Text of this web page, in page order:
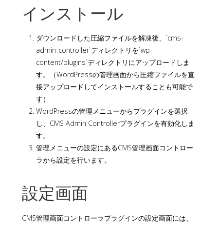
インストール
ダウンロードした圧縮ファイルを解凍後、`cms-
admin-controller`ディレクトリを`wp-
content/plugins`ディレクトリにアップロードしま
す。（WordPressの管理画面から圧縮ファイルを直
接アップロードしてインストールすることも可能で
す）
WordPressの管理メニューからプラグインを選択
し、CMS Admin Controllerプラグインを有効化しま
す。
管理メニューの設定にあるCMS管理画面コントロー
ラから設定を行います。
設定画面
CMS管理画面コントローラプラグインの設定画面には、